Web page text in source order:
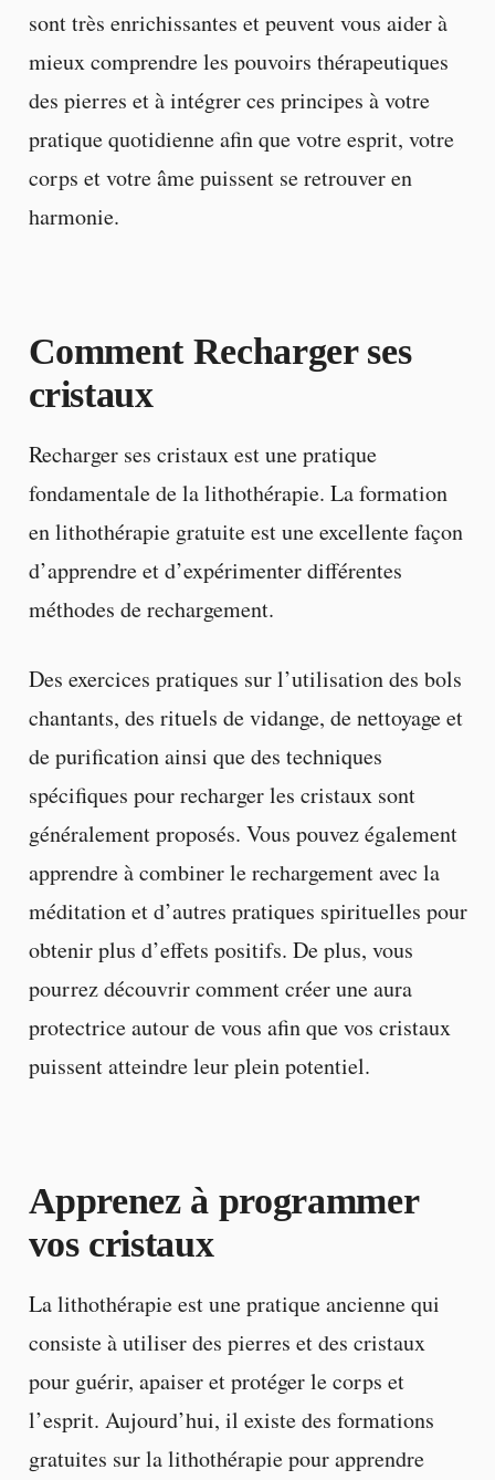
sont très enrichissantes et peuvent vous aider à
mieux comprendre les pouvoirs thérapeutiques
des pierres et à intégrer ces principes à votre
pratique quotidienne afin que votre esprit, votre
corps et votre âme puissent se retrouver en
harmonie.
Comment Recharger ses
cristaux
Recharger ses cristaux est une pratique
fondamentale de la lithothérapie. La formation
en lithothérapie gratuite est une excellente façon
d’apprendre et d’expérimenter différentes
méthodes de rechargement.
Des exercices pratiques sur l’utilisation des bols
chantants, des rituels de vidange, de nettoyage et
de purification ainsi que des techniques
spécifiques pour recharger les cristaux sont
généralement proposés. Vous pouvez également
apprendre à combiner le rechargement avec la
méditation et d’autres pratiques spirituelles pour
obtenir plus d’effets positifs. De plus, vous
pourrez découvrir comment créer une aura
protectrice autour de vous afin que vos cristaux
puissent atteindre leur plein potentiel.
Apprenez à programmer
vos cristaux
La lithothérapie est une pratique ancienne qui
consiste à utiliser des pierres et des cristaux
pour guérir, apaiser et protéger le corps et
l’esprit. Aujourd’hui, il existe des formations
gratuites sur la lithothérapie pour apprendre